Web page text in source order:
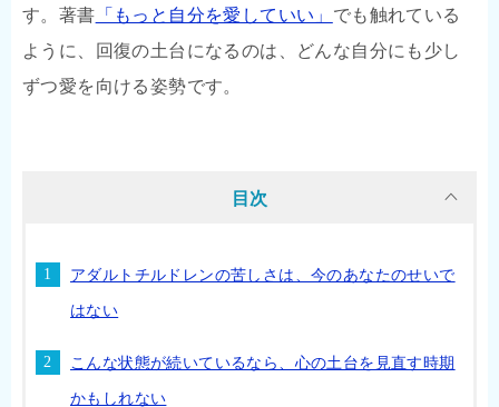
す。著書 「もっと自分を愛していい」 でも触れている
ように、回復の土台になるのは、どんな自分にも少し
ずつ愛を向ける姿勢です。
目次
アダルトチルドレンの苦しさは、今のあなたのせいで
はない
こんな状態が続いているなら、心の土台を見直す時期
かもしれない